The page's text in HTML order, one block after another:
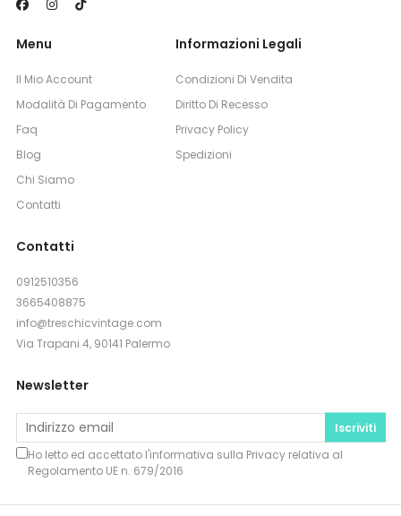
Menu
Il Mio Account
Modalità Di Pagamento
Faq
Blog
Chi Siamo
Contatti
Informazioni Legali
Condizioni Di Vendita
Diritto Di Recesso
Privacy Policy
Spedizioni
Contatti
0912510356
3665408875
info@treschicvintage.com
Via Trapani 4, 90141 Palermo
Newsletter
Iscriviti
Ho letto ed accettato l'informativa sulla Privacyrelativa al
Regolamento UE n. 679/2016